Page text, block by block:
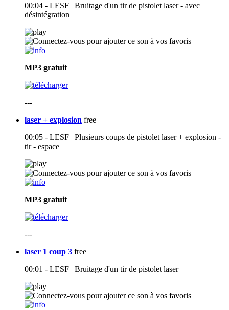
00:04 - LESF | Bruitage d'un tir de pistolet laser - avec
désintégration
MP3 gratuit
---
laser + explosion free
00:05 - LESF | Plusieurs coups de pistolet laser + explosion -
tir - espace
MP3 gratuit
---
laser 1 coup 3 free
00:01 - LESF | Bruitage d'un tir de pistolet laser